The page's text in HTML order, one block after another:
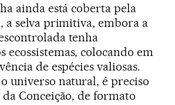
ainda está coberta pela
a selva primitiva, embora a
tenha
ecossistemas, colocando em
de espécies valiosas.
universo natural, é preciso
Conceição, de formato